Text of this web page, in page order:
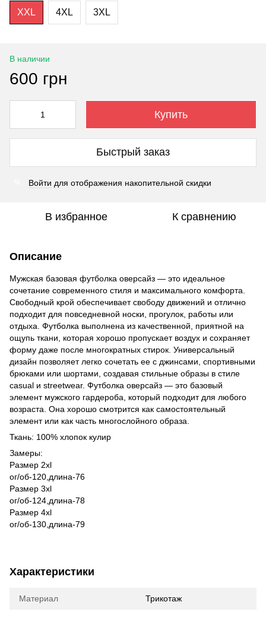
XXL 4XL 3XL
В наличии
600 грн
Купить
Быстрый заказ
Войти для отображения накопительной скидки
В избранное К сравнению
Описание
Мужская базовая футболка оверсайз — это идеальное
сочетание современного стиля и максимального комфорта.
Свободный крой обеспечивает свободу движений и отлично
подходит для повседневной носки, прогулок, работы или
отдыха. Футболка выполнена из качественной, приятной на
ощупь ткани, которая хорошо пропускает воздух и сохраняет
форму даже после многократных стирок. Универсальный
дизайн позволяет легко сочетать ее с джинсами, спортивными
брюками или шортами, создавая стильные образы в стиле
casual и streetwear. Футболка оверсайз — это базовый
элемент мужского гардероба, который подходит для любого
возраста. Она хорошо смотрится как самостоятельный
элемент или как часть многослойного образа.
Ткань: 100% хлопок кулир
Замеры:
Размер 2xl
ог/об-120,длина-76
Размер 3xl
ог/об-124,длина-78
Размер 4xl
ог/об-130,длина-79
Характеристики
Материал Трикотаж